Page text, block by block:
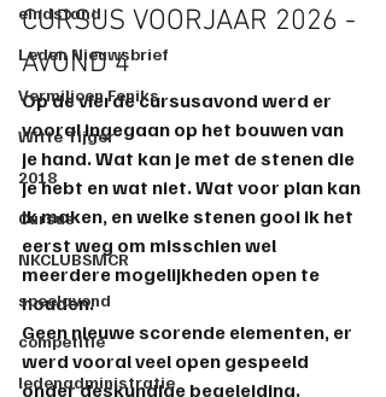
eindstand
Leden Nieuwsbrief
Vermiljoen Feniks
Witte Tijger
2018
Cursus
NKCLUBSMCR
speelavond
competitie
ledenadministratie
CURSUS VOORJAAR 2026 -
AVOND 4
Op de vierde cursusavond werd er
vooral ingegaan op het bouwen van
je hand. Wat kan je met de stenen die
je hebt en wat niet. Wat voor plan kan
ik maken, en welke stenen gooi ik het
eerst weg om misschien wel
meerdere mogelijkheden open te
houden.
Geen nieuwe scorende elementen, er
werd vooral veel open gespeeld
onder deskundige begeleiding.